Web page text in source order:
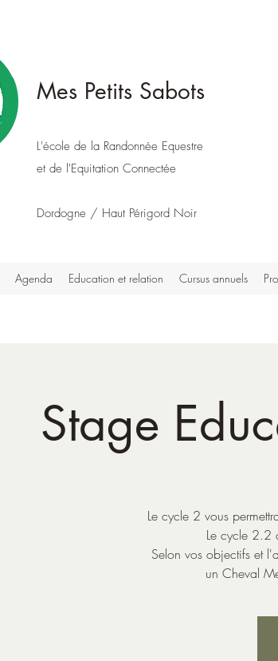
Mes Petits Sabots
L'école de la Randonnée Equestre
et de l'Equitation Connectée
Dordogne / Haut Périgord Noir
Agenda Education et relation Cursus annuels
Stage
Le cycle 2 vous
Le cycle 2.2
Selon vos objectifs et